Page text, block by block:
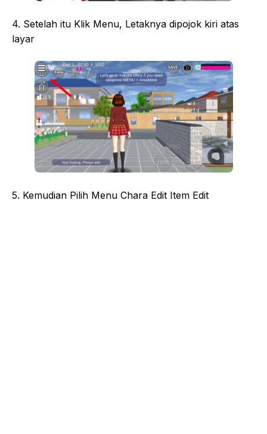
4. Setelah itu Klik Menu, Letaknya dipojok kiri atas
layar
5. Kemudian Pilih Menu Chara Edit Item Edit